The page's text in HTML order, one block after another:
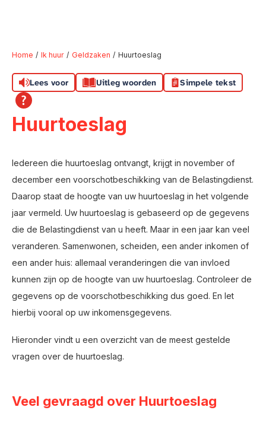
Naar hoofdinhoud
Naar hoofdnavigatiemenu
Naar zoeken
Home Ik huur Geldzaken Huurtoeslag
Lees voor Uitleg woorden Simpele tekst
Huurtoeslag
Iedereen die huurtoeslag ontvangt, krijgt in november of
december een voorschotbeschikking van de Belastingdienst.
Daarop staat de hoogte van uw huurtoeslag in het volgende
jaar vermeld. Uw huurtoeslag is gebaseerd op de gegevens
die de Belastingdienst van u heeft. Maar in een jaar kan veel
veranderen. Samenwonen, scheiden, een ander inkomen of
een ander huis: allemaal veranderingen die van invloed
kunnen zijn op de hoogte van uw huurtoeslag. Controleer de
gegevens op de voorschotbeschikking dus goed. En let
hierbij vooral op uw inkomensgegevens.
Hieronder vindt u een overzicht van de meest gestelde
vragen over de huurtoeslag.
Veel gevraagd over Huurtoeslag